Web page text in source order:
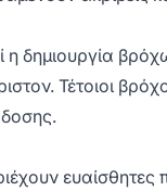
η δημιουργία
Τέτοιοι
ευαίσθητες